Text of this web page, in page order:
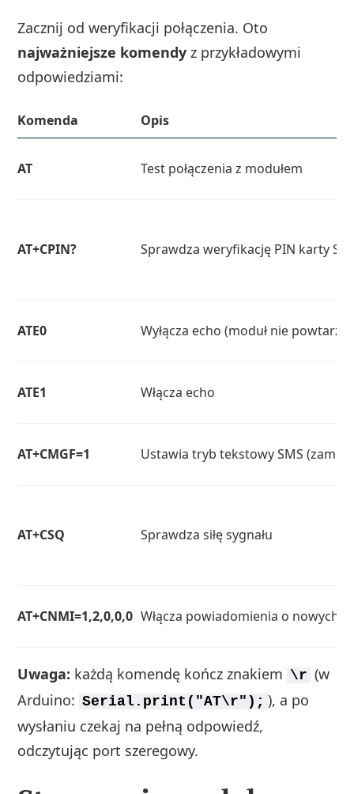
Zacznij od weryfikacji połączenia. Oto
najważniejsze komendy z przykładowymi
odpowiedziami:
Komenda Opis
AT Test połączenia z modułem
AT+CPIN? Sprawdza weryfikację PIN karty
ATE0 Wyłącza echo (moduł nie
ATE1 Włącza echo
AT+CMGF=1 Ustawia tryb tekstowy SMS
AT+CSQ Sprawdza siłę sygnału
AT+CNMI=1,2,0,0,0 Włącza powiadomienia o nowych
Uwaga: każdą komendę kończ znakiem \r (w
Arduino: Serial.print("AT\r"); ), a po
wysłaniu czekaj na pełną odpowiedź,
odczytując port szeregowy.